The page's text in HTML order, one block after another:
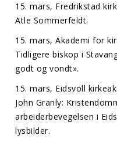
15. mars, Fredrikstad
Atle Sommerfeldt.
15. mars, Akademi for
Tidligere biskop i
godt og vondt».
15. mars, Eidsvoll
John Granly:
arbeiderbevegelsen i
lysbilder.